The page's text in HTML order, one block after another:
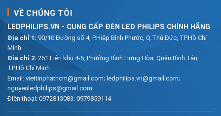
VỀ CHÚNG TÔI
LEDPHILIPS.VN - CUNG CẤP ĐÈN LED PHILIPS CHÍNH HÃNG
Địa chỉ 1: 90/10 Đường số 4, P.Hiệp Bình Phước, Q.Thủ Đức, TP.Hồ Chí
Minh
Địa chỉ 2: 251 Liên khu 4-5, Phường Bình Hưng Hòa, Quận Bình Tân,
TP.Hồ Chí Minh
Email: viettinphathcm@gmail.com; ledphilips.vn@gmail.com;
nguyenledphilips@gmail.com
Điện thoại: 0972813083; 0979859114